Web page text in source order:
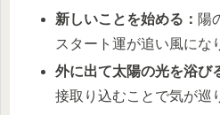
新しいことを始める： 陽
スタート運が追い風にな
外に出て太陽の光を浴び
接取り込むことで気が巡